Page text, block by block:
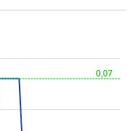
0,07